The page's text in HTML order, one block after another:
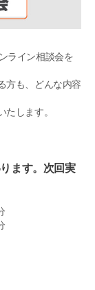
ライン相談会を
方も、どんな内容
します。
ます。次回実